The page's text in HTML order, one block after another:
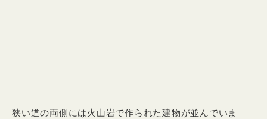
狭い道の両側には火山岩で作られた建物が並んでいま